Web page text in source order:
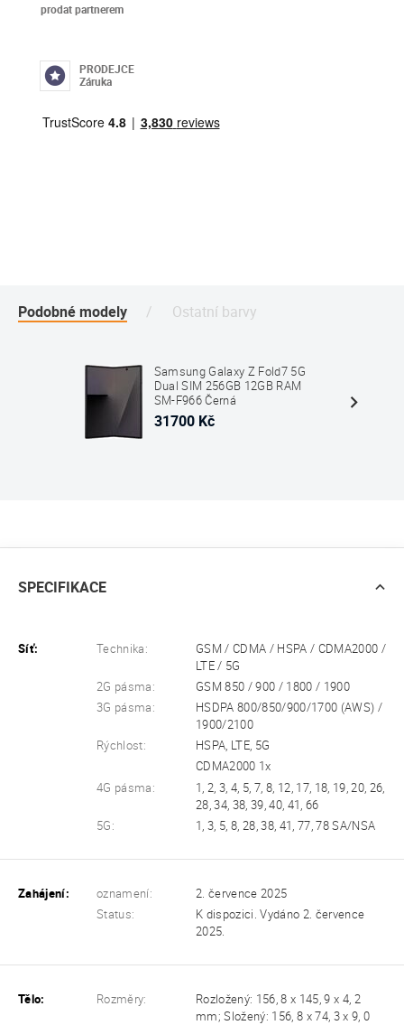
prodat partnerem
PRODEJCE
Záruka
Podobné modely Ostatní barvy
Samsung Galaxy Z Fold7 5G
Dual SIM 256GB 12GB RAM
SM-F966 Černá
31700 Kč
SPECIFIKACE
Síť: Technika:
GSM / CDMA / HSPA / CDMA2000 /
LTE / 5G
2G pásma:
GSM 850 / 900 / 1800 / 1900
3G pásma:
HSDPA 800/850/900/1700 (AWS) /
1900/2100
Rýchlost:
HSPA, LTE, 5G
CDMA2000 1x
4G pásma:
1, 2, 3, 4, 5, 7, 8, 12, 17, 18, 19, 20, 26,
28, 34, 38, 39, 40, 41, 66
5G:
1, 3, 5, 8, 28, 38, 41, 77, 78 SA/NSA
Zahájení: oznamení:
2. července 2025
Status:
K dispozici. Vydáno 2. července
2025.
Tělo: Rozměry:
Rozložený: 156, 8 x 145, 9 x 4, 2
mm; Složený: 156, 8 x 74, 3 x 9, 0